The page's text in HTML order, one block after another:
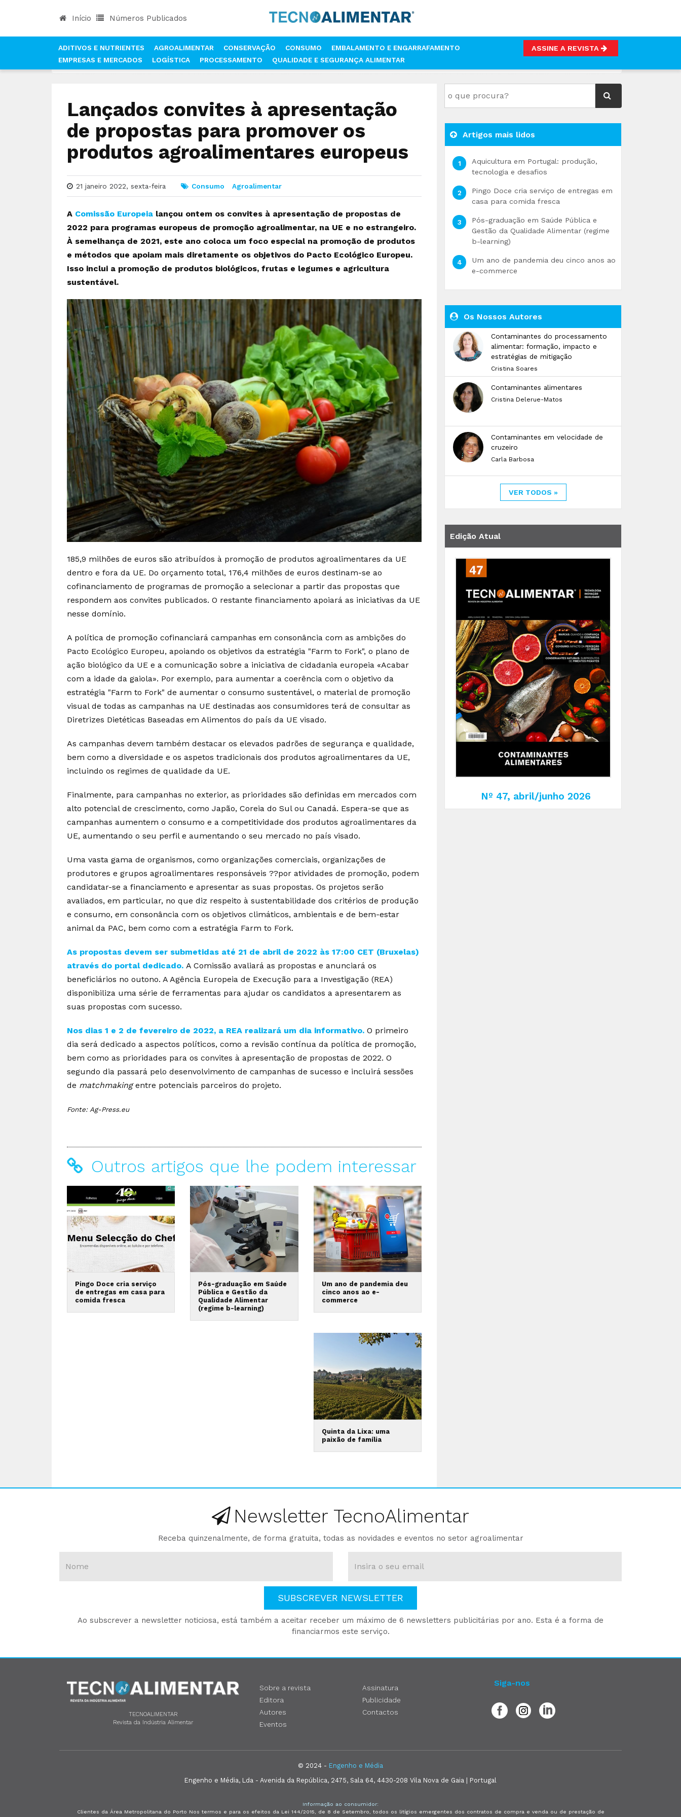
Início Números Publicados
ADITIVOS E NUTRIENTES AGROALIMENTAR CONSERVAÇÃO CONSUMO
EMBALAMENTO E ENGARRAFAMENTO
EMPRESAS E MERCADOS
LOGÍSTICA PROCESSAMENTO QUALIDADE E SEGURANÇA ALIMENTAR
ASSINE A REVISTA
LANÇADOS CONVITES À APRESENTAÇÃO DE PROPOSTAS PARA PROMOVER OS PRODUTOS AGROALIMENTARES EUROPEUS
Lançados convites à apresentação
de propostas para promover os
produtos agroalimentares europeus
21 janeiro 2022, sexta-feira Consumo Agroalimentar
A Comissão Europeia lançou ontem os convites à apresentação de propostas de
2022 para programas europeus de promoção agroalimentar, na UE e no estrangeiro.
À semelhança de 2021, este ano coloca um foco especial na promoção de produtos
e métodos que apoiam mais diretamente os objetivos do Pacto Ecológico Europeu.
Isso inclui a promoção de produtos biológicos, frutas e legumes e agricultura
sustentável.
185,9 milhões de euros são atribuídos à promoção de produtos agroalimentares da UE
dentro e fora da UE. Do orçamento total, 176,4 milhões de euros destinam-se ao
cofinanciamento de programas de promoção a selecionar a partir das propostas que
respondem aos convites publicados. O restante financiamento apoiará as iniciativas da UE
nesse domínio.
A política de promoção cofinanciará campanhas em consonância com as ambições do
Pacto Ecológico Europeu, apoiando os objetivos da estratégia "Farm to Fork", o plano de
ação biológico da UE e a comunicação sobre a iniciativa de cidadania europeia «Acabar
com a idade da gaiola». Por exemplo, para aumentar a coerência com o objetivo da
estratégia "Farm to Fork" de aumentar o consumo sustentável, o material de promoção
visual de todas as campanhas na UE destinadas aos consumidores terá de consultar as
Diretrizes Dietéticas Baseadas em Alimentos do país da UE visado.
As campanhas devem também destacar os elevados padrões de segurança e qualidade,
bem como a diversidade e os aspetos tradicionais dos produtos agroalimentares da UE,
incluindo os regimes de qualidade da UE.
Finalmente, para campanhas no exterior, as prioridades são definidas em mercados com
alto potencial de crescimento, como Japão, Coreia do Sul ou Canadá. Espera-se que as
campanhas aumentem o consumo e a competitividade dos produtos agroalimentares da
UE, aumentando o seu perfil e aumentando o seu mercado no país visado.
Uma vasta gama de organismos, como organizações comerciais, organizações de
produtores e grupos agroalimentares responsáveis ??por atividades de promoção, podem
candidatar-se a financiamento e apresentar as suas propostas. Os projetos serão
avaliados, em particular, no que diz respeito à sustentabilidade dos critérios de produção
e consumo, em consonância com os objetivos climáticos, ambientais e de bem-estar
animal da PAC, bem como com a estratégia Farm to Fork.
As propostas devem ser submetidas até 21 de abril de 2022 às 17:00 CET (Bruxelas)
através do portal dedicado. A Comissão avaliará as propostas e anunciará os
beneficiários no outono. A Agência Europeia de Execução para a Investigação (REA)
disponibiliza uma série de ferramentas para ajudar os candidatos a apresentarem as
suas propostas com sucesso.
Nos dias 1 e 2 de fevereiro de 2022, a REA realizará um dia informativo. O primeiro
dia será dedicado a aspectos políticos, como a revisão contínua da política de promoção,
bem como as prioridades para os convites à apresentação de propostas de 2022. O
segundo dia passará pelo desenvolvimento de campanhas de sucesso e incluirá sessões
de matchmakingentre potenciais parceiros do projeto.
Fonte: Ag-Press.eu
Outros artigos que lhe podem interessar
Pingo Doce cria serviço
de entregas em casa para
comida fresca
Pós-graduação em Saúde
Pública e Gestão da
Qualidade Alimentar
(regime b-learning)
Um ano de pandemia deu
cinco anos ao e-
commerce
Quinta da Lixa: uma
paixão de família
Artigos mais lidos
Aquicultura em Portugal: produção,
tecnologia e desafios
Pingo Doce cria serviço de entregas em
casa para comida fresca
Pós-graduação em Saúde Pública e
Gestão da Qualidade Alimentar (regime
b-learning)
Um ano de pandemia deu cinco anos ao
e-commerce
Os Nossos Autores
Contaminantes do processamento
alimentar: formação, impacto e
estratégias de mitigação
Cristina Soares
Contaminantes alimentares
Cristina Delerue-Matos
Contaminantes em velocidade de
cruzeiro
Carla Barbosa
VER TODOS »
Edição Atual
Nº 47, abril/junho 2026
Newsletter TecnoAlimentar
Receba quinzenalmente, de forma gratuita, todas as novidades e eventos no setor agroalimentar
SUBSCREVER NEWSLETTER
Ao subscrever a newsletter noticiosa, está também a aceitar receber um máximo de 6 newsletters publicitárias por ano. Esta é a forma de
financiarmos este serviço.
TECNOALIMENTAR
Revista da Indústria Alimentar
Sobre a revista
Editora
Autores
Eventos
Assinatura
Publicidade
Contactos
Siga-nos
© 2024 - Engenho e Média
Engenho e Média, Lda - Avenida da República, 2475, Sala 64, 4430-208 Vila Nova de Gaia | Portugal
Informação ao consumidor:
Clientes da Área Metropolitana do Porto Nos termos e para os efeitos da Lei 144/2015, de 8 de Setembro, todos os litígios emergentes dos contratos de compra e venda ou de prestação de